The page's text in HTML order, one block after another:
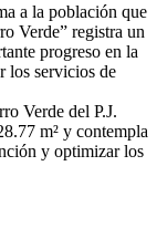
a la población que
Verde” registra un
progreso en la
los servicios de
Verde del P.J.
m² y contempla
y optimizar los